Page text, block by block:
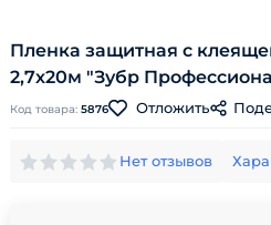
Пленка защитная с
2,7х20м "Зубр
Код товара: 5876 Отложить
Нет отзывов